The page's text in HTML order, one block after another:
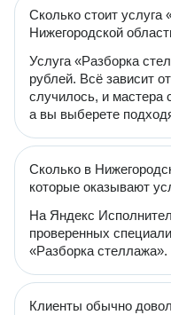
Сколько стоит услуга
Нижегородской
Услуга «Разборка
рублей. Всё зависит
случилось, и мастера
а вы выберете
Сколько в
которые оказывают
На Яндекс
проверенных
«Разборка стеллажа».
Клиенты обычно